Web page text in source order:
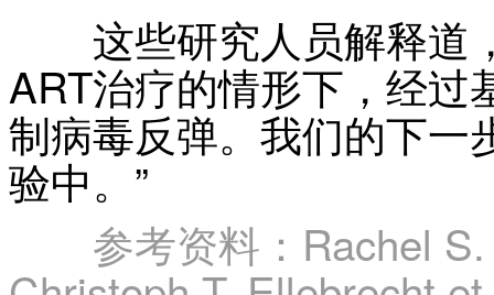
这些研究人员解释道
ART治疗的情形下，经过
制病毒反弹。我们的下一
验中。”
参考资料：Rachel